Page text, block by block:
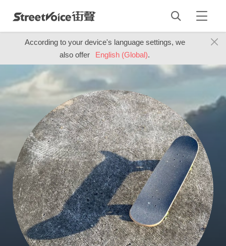
According to your device's language settings, we
also offer
English (Global).